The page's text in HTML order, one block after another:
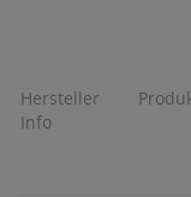
Hersteller
Info